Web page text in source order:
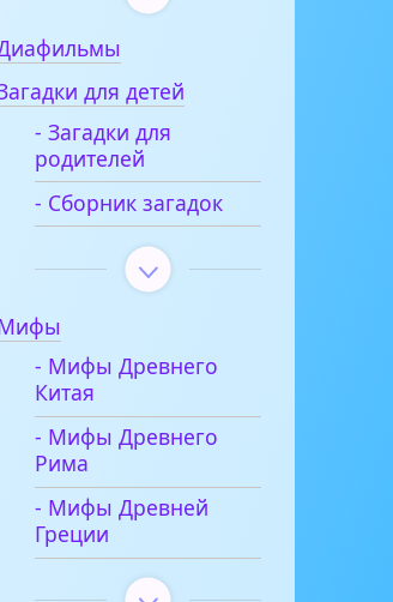
для детей
- Загадки для
родителей
- Сборник загадок
- Мифы Древнего
Китая
- Мифы Древнего
Рима
- Мифы Древней
Греции